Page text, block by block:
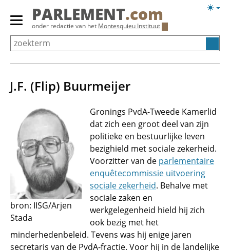
Overslaan
Primair
menu
tonen/verbergen
PARLEMENT.com
onder redactie van het Montesquieu Instituut
J.F. (Flip) Buurmeijer
bron: IISG/Arjen
Stada
Gronings PvdA-Tweede Kamerlid
dat zich een groot deel van zijn
politieke en bestuurlijke leven
bezighield met sociale zekerheid.
Voorzitter van de parlementaire
enquêtecommissie uitvoering
sociale zekerheid. Behalve met
sociale zaken en
werkgelegenheid hield hij zich
ook bezig met het
minderhedenbeleid. Tevens was hij enige jaren
secretaris van de PvdA-fractie. Voor hij in de landelijke